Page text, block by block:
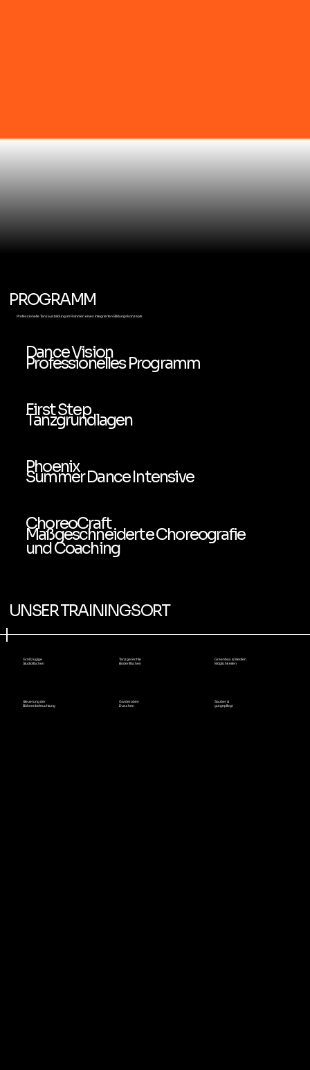
PROGRAMM
Professionelle Tanzausbildung im Rahmen eines integrierten Bildungskonzepts
Dance Vision
Professionelles Programm
First Step
Tanzgrundlagen
Phoenix
Summer Dance Intensive
ChoreoCraft
Maßgeschneiderte Choreografie
und Coaching
UNSER TRAININGSORT
Großzügige
Studioflächen
Tanzgerechte
Bodenflächen
Greenbox & Medien
Möglichkeiten
Steuerung der
Bühnenbeleuchtung
Garderoben
Duschen
Sauber &
gut gepflegt